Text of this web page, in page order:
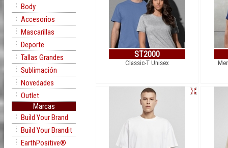
Body
Accesorios
Mascarillas
Deporte
Tallas Grandes
Sublimación
Novedades
Outlet
Marcas
Build Your Brand
Build Your Brandit
EarthPositive®
ST2000
Classic-T Unisex